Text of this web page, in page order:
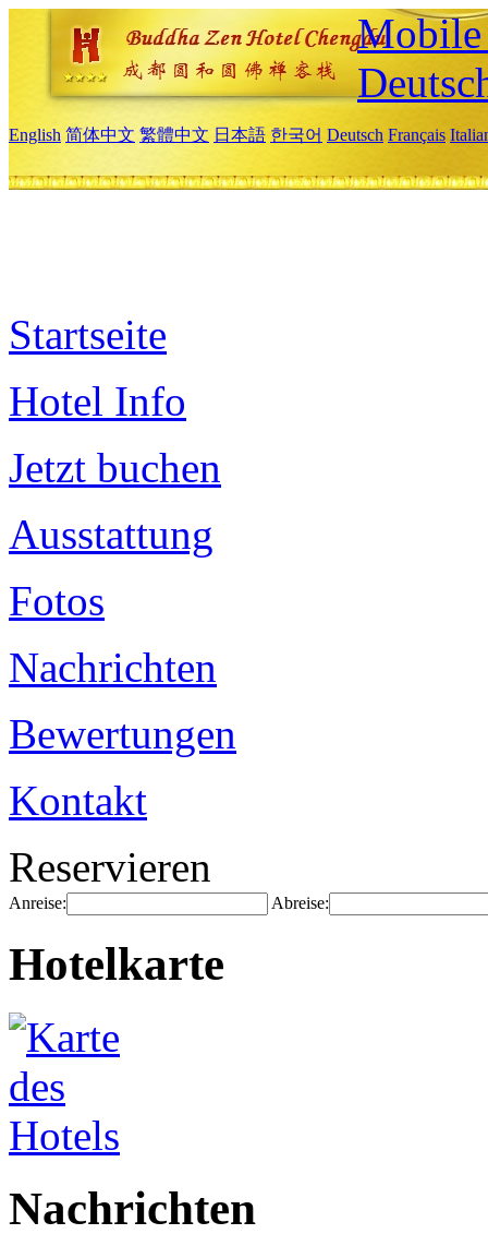
Mobile
English 简体中文 繁體中文 日本語 한국어 Deutsch Français
Startseite
Hotel Info
Jetzt buchen
Ausstattung
Fotos
Nachrichten
Bewertungen
Kontakt
Reservieren
Anreise: Abreise:
Hotelkarte
Nachrichten